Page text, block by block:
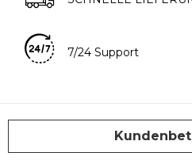
7/24 Support